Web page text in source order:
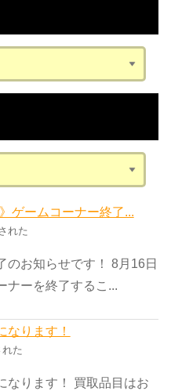
ゲームコーナー終了...
れた
のお知らせです！ 8月16日
ナーを終了するこ...
なります！
た
なります！ 買取品目はお